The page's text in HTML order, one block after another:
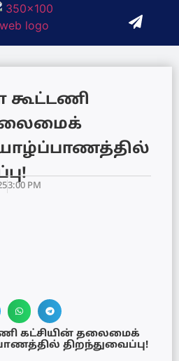
கூட்டணி
3:00 PM
கட்சியின் தலைமைக்
திறந்துவைப்பு!